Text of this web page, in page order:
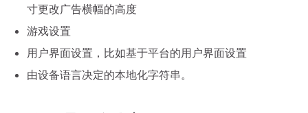
寸更改广告横幅的高度
游戏设置
用户界面设置，比如基于平台的用户界面设置
由设备语言决定的本地化字符串。